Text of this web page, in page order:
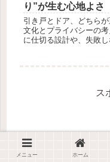
り”が生む心地よさ
引き戸とドア、どちら
文化とプライバシーの
に仕切る設計や、失敗
ス
メニュー ホーム